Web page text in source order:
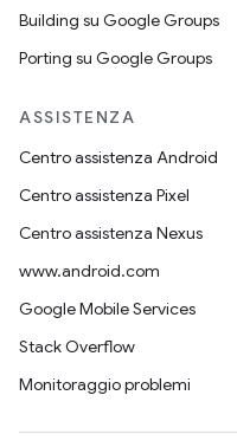
Building su Google Groups
Porting su Google Groups
ASSISTENZA
Centro assistenza Android
Centro assistenza Pixel
Centro assistenza Nexus
www.android.com
Google Mobile Services
Stack Overflow
Monitoraggio problemi